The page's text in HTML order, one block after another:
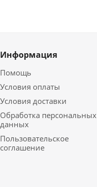
Информация
Помощь
Условия оплаты
Условия доставки
Обработка персональных
данных
Пользовательское
соглашение